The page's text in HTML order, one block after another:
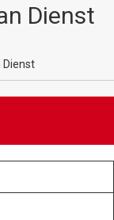
Dienst
Dienst